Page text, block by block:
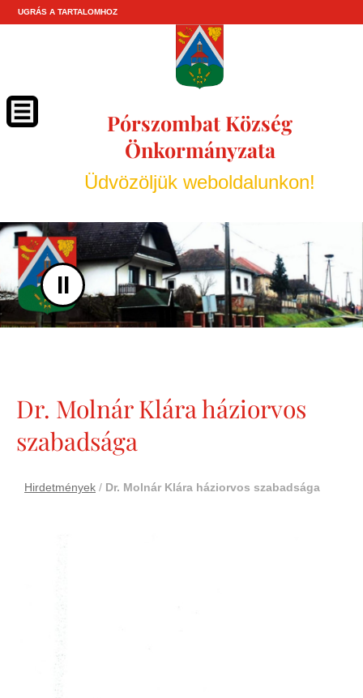
UGRÁS A TARTALOMHOZ
Pórszombat Község
Önkormányzata
Üdvözöljük weboldalunkon!
II
Dr. Molnár Klára háziorvos
szabadsága
Hirdetmények / Dr. Molnár Klára háziorvos szabadsága